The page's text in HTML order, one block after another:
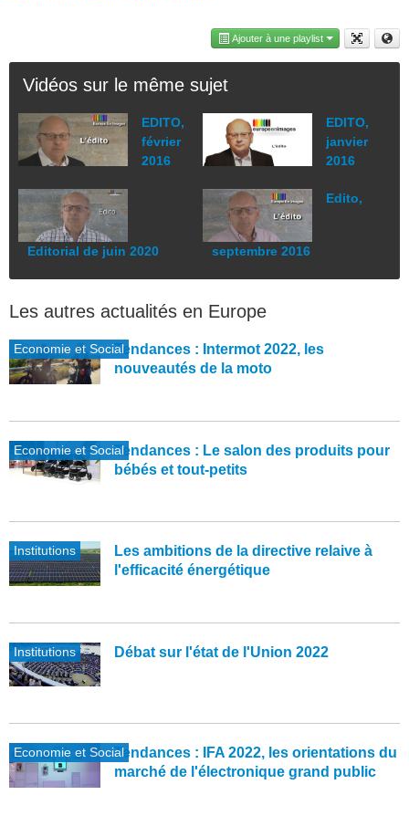
Ajouter à une playlist
Vidéos sur le même sujet
EDITO,
février
2016
Editorial de juin 2020
EDITO,
janvier
2016
Edito,
septembre 2016
Les autres actualités en Europe
Economie et SocialTendances : Intermot 2022, les
nouveautés de la moto
Economie et SocialTendances : Le salon des produits pour
bébés et tout-petits
Institutions
Les ambitions de la directive relaive à
l'efficacité énergétique
Institutions Débat sur l'état de l'Union 2022
Economie et SocialTendances : IFA 2022, les orientations du
marché de l'électronique grand public